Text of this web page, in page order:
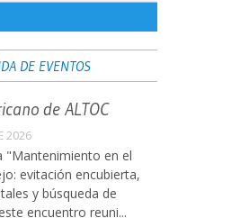
DE EVENTOS
de ALTOC
2026
"Mantenimiento en el
evitación encubierta,
y búsqueda de
encuentro reuni...